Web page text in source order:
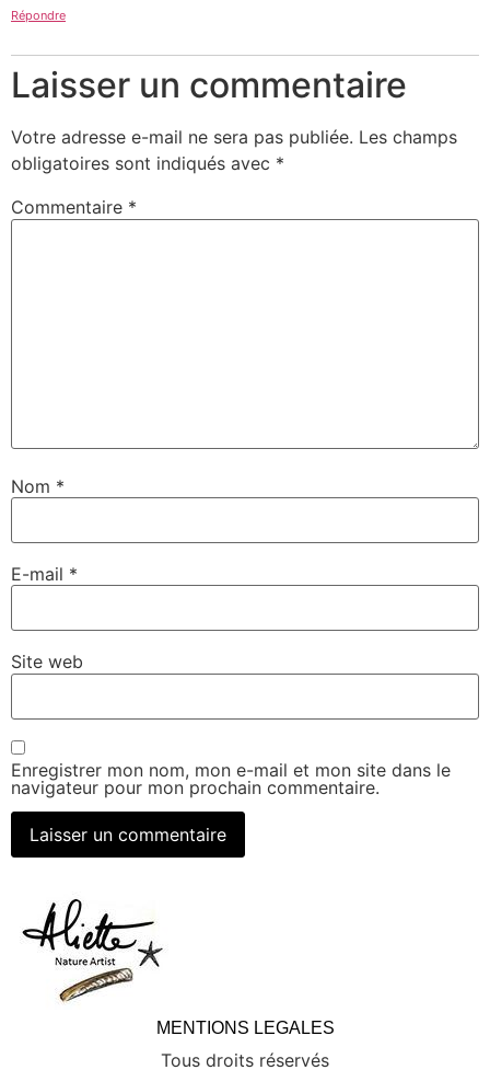
Répondre
Laisser un commentaire
Votre adresse e-mail ne sera pas publiée. Les champs
obligatoires sont indiqués avec *
Commentaire *
Nom *
E-mail *
Site web
Enregistrer mon nom, mon e-mail et mon site dans le
navigateur pour mon prochain commentaire.
MENTIONS LEGALES
Tous droits réservés